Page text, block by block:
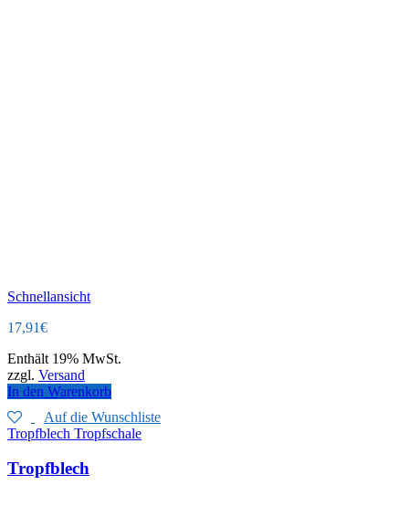
Schnellansicht
17,91€
Enthält 19% MwSt.
zzgl. Versand
In den Warenkorb
Auf die Wunschliste
Tropfblech Tropfschale
Tropfblech